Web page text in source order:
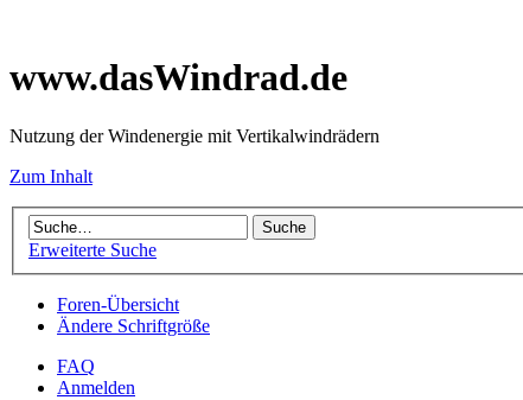
www.dasWindrad.de
Nutzung der Windenergie mit Vertikalwindrädern
Zum Inhalt
Erweiterte Suche
Foren-Übersicht
Ändere Schriftgröße
FAQ
Anmelden